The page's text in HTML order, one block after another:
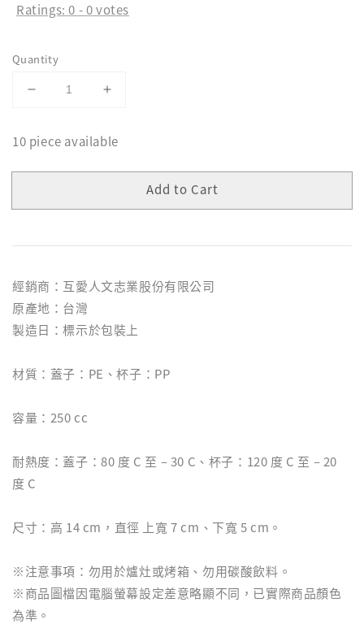
Ratings:0 -0votes
Quantity
10 piece available
Add to Cart
經銷商：互愛人文志業股份有限公司
原產地：台灣
製造日：標示於包裝上
材質：蓋子：PE、杯子：PP
容量：250 cc
耐熱度：蓋子：80 度 C 至 – 30 C、杯子：120 度 C 至 – 20
度 C
尺寸：高 14 cm，直徑 上寬 7 cm、下寬 5 cm。
※注意事項：勿用於爐灶或烤箱、勿用碳酸飲料。
※商品圖檔因電腦螢幕設定差意略顯不同，已實際商品顏色
為準。